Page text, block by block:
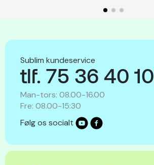
Sublim kundeservice
tlf. 75 36 40 10
Man-tors: 08.00-16.00
Fre: 08.00-15:30
Følg os socialt